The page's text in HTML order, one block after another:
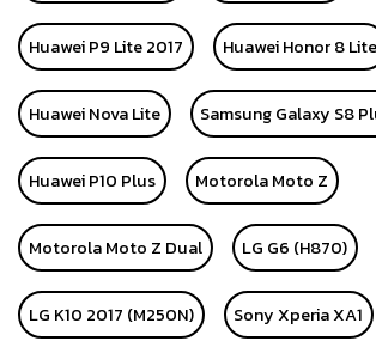
Huawei P9 Lite 2017 Huawei Honor 8 Lite
Huawei Nova Lite Samsung Galaxy S8
Huawei P10 Plus Motorola Moto Z
Motorola Moto Z Dual LG G6 (H870)
LG K10 2017 (M250N) Sony Xperia XA1